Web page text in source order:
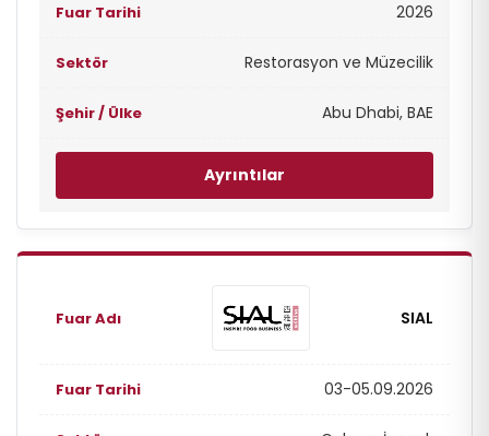
2026
Restorasyon ve Müzecilik
Abu Dhabi, BAE
Ayrıntılar
SIAL
03-05.09.2026